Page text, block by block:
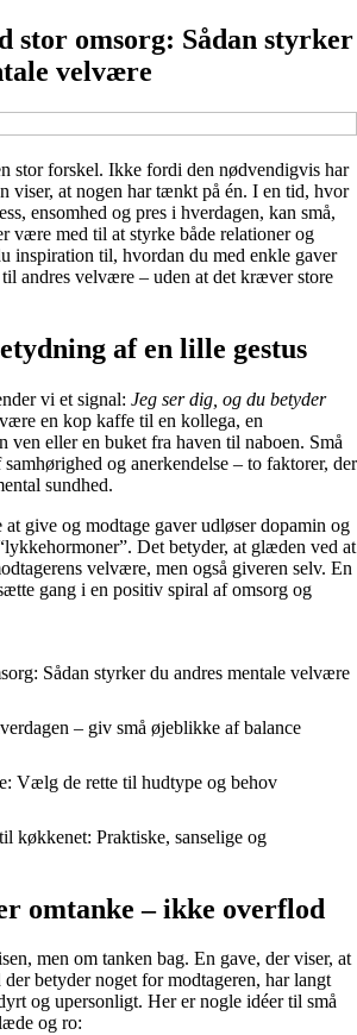
stor omsorg: Sådan styrker
velvære
stor forskel. Ikke fordi den nødvendigvis har
viser, at nogen har tænkt på én. I en tid, hvor
ensomhed og pres i hverdagen, kan små,
være med til at styrke både relationer og
inspiration til, hvordan du med enkle gaver
andres velvære – uden at det kræver store
af en lille gestus
vi et signal: Jeg ser dig, og du betyder
en kop kaffe til en kollega, en
ven eller en buket fra haven til naboen. Små
og anerkendelse – to faktorer, der
sundhed.
at give og modtage gaver udløser dopamin og
Det betyder, at glæden ved at
velvære, men også giveren selv. En
gang i en positiv spiral af omsorg og
Sådan styrker du andres mentale velvære
– giv små øjeblikke af balance
Vælg de rette til hudtype og behov
køkkenet: Praktiske, sanselige og
omtanke – ikke overflod
men om tanken bag. En gave, der viser, at
betyder noget for modtageren, har langt
og upersonligt. Her er nogle idéer til små
og ro: